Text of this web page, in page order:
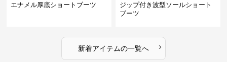
エナメル厚底ショートブーツ
ジップ付き波型ソールショート
ブーツ
新着アイテムの一覧へ ›